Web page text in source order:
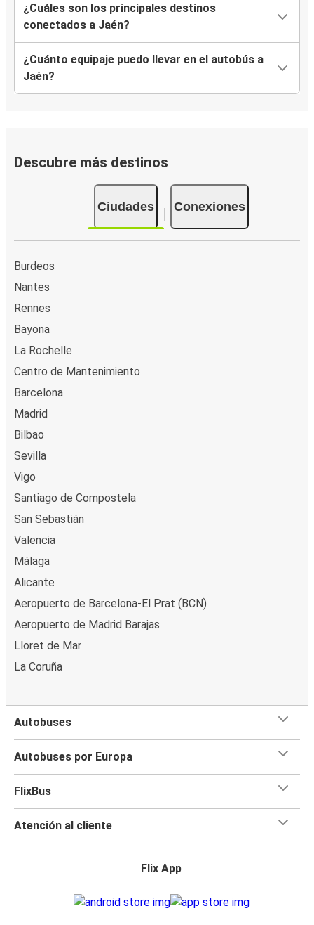
¿Cuáles son los principales destinos
conectados a Jaén?
¿Cuánto equipaje puedo llevar en el autobús a
Jaén?
Descubre más destinos
Ciudades Conexiones
Burdeos
Nantes
Rennes
Bayona
La Rochelle
Centro de Mantenimiento
Barcelona
Madrid
Bilbao
Sevilla
Vigo
Santiago de Compostela
San Sebastián
Valencia
Málaga
Alicante
Aeropuerto de Barcelona-El Prat (BCN)
Aeropuerto de Madrid Barajas
Lloret de Mar
La Coruña
Autobuses
Autobuses por Europa
FlixBus
Atención al cliente
Flix App